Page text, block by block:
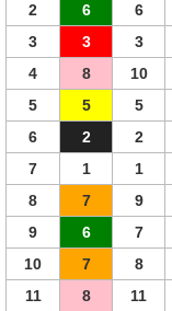
2
6 6
3
3 3
4
8 10
5
5 5
6
2 2
7
1 1
8
7 9
9
6 7
10
7 8
11
8 11